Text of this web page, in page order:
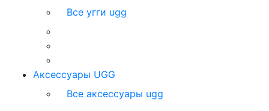
Все угги ugg
Аксессуары UGG
Все аксессуары ugg